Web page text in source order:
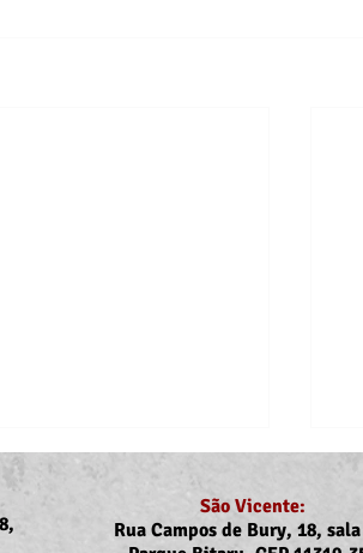
São Vicente:
Rua Campos de Bury, 18,